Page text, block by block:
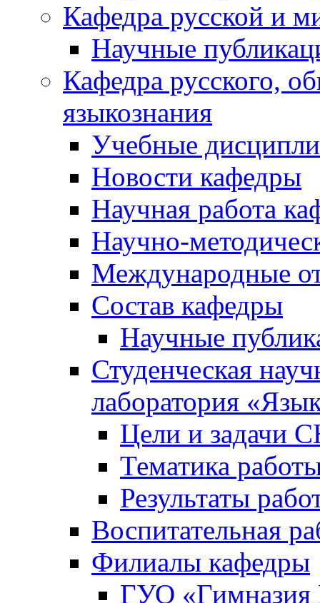
Кафедра русской и
Научные
Кафедра русского,
языкознания
Учебные
Новости кафедры
Научная работа
Научно-
Международные
Состав кафедры
Научные
Студенческая
лаборатория
Цели и задачи
Тематика
Результаты
Воспитательная
Филиалы кафедры
ГУО «Гимназия